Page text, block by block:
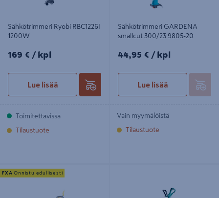
Sähkötrimmeri Ryobi RBC1226I
1200W
169€/kpl
169 € / kpl
Lue lisää
Toimitettavissa
Tilaustuote
Sähkötrimmeri GARDENA
smallcut 300/23 9805-20
44,95€/kpl
44,95 € / kpl
Lue lisää
Vain myymälöistä
Tilaustuote
Sähkötrimmeri FXA 280W 22cm
rannetuella
FXA Onnistu edullisesti